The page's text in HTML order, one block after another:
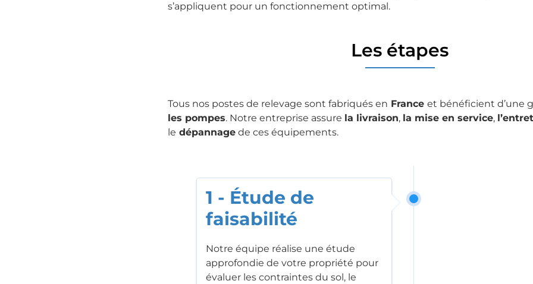
s’appliquent pour un fonctionnement optimal.
Les étapes
Tous nos postes de relevage sont fabriqués en France et bénéficient d’une
les pompes. Notre entreprise assure la livraison, la mise en service,
le dépannage de ces équipements.
1 - Étude de
faisabilité
Notre équipe réalise une étude
approfondie de votre propriété pour
évaluer les contraintes du sol, le